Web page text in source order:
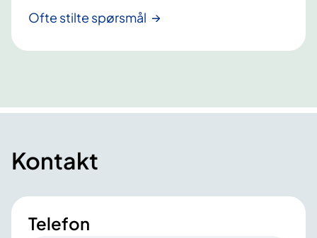
Ofte stilte spørsmål
Kontakt
Telefon